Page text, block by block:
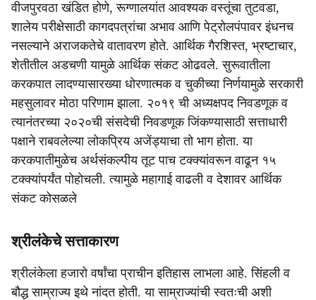
वीजपुरवठा खंडित होणे, रूग्णालयांत आवश्यक वस्तूंचा तुटवडा,
शालेय परीक्षेसाठी कागदपत्रांचा अभाव आणि पेट्रोलपंपावर इंधनच
नसल्याने अराजकतेचे वातावरण होते. आर्थिक गैरशिस्त, भ्रष्टाचार,
शेतीतील अडचणी यामुळे आर्थिक संकट ओढवले. सुरूवातीला
करकपात लादण्यासारख्या धोरणात्मक व चुकीच्या निर्णयामुळे सरकारी
महसुलावर मोठा परिणाम झाला. २०१९ ची अध्यक्षपद निवडणूक व
त्यानंतरच्या २०२०ची संसदेची निवडणूक जिंकण्यासाठी सत्ताधारी
पक्षाने राबवलेल्या लोकप्रिय अजेंड्याचा तो भाग होता. या
करकपातीमुळेच अर्थसंकल्पीय तूट पाच टक्क्यांवरून वाढून १५
टक्क्यांपर्यंत पोहोचली. त्यामुळे महागाई वाढली व देशावर आर्थिक
संकट कोसळले
श्रीलंकेचे सत्ताकारण
श्रीलंकेला हजारो वर्षांचा प्राचीन इतिहास लाभला आहे. सिंहली व
बौद्ध साम्राज्य इथे नांदत होती. या साम्राज्यांची स्वतःची अशी